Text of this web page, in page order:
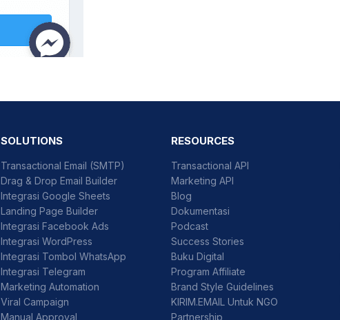
SOLUTIONS
Transactional Email (SMTP)
Drag & Drop Email Builder
Integrasi Google Sheets
Landing Page Builder
Integrasi Facebook Ads
Integrasi WordPress
Integrasi Tombol WhatsApp
Integrasi Telegram
Marketing Automation
Viral Campaign
Manual Approval
RESOURCES
Transactional API
Marketing API
Blog
Dokumentasi
Podcast
Success Stories
Buku Digital
Program Affiliate
Brand Style Guidelines
KIRIM.EMAIL Untuk NGO
Partnership